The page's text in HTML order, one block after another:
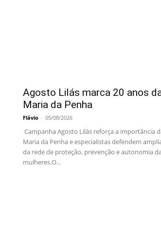
Agosto Lilás marca 20 anos
Maria da Penha
Flávio - 05/08/2026
Campanha Agosto Lilás reforça a importância
Maria da Penha e especialistas defendem
da rede de proteção, prevenção e autonomia
mulheres.O...